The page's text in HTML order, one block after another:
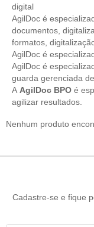
digital
AgilDoc é
documentos,
formatos,
AgilDoc é
AgilDoc é
guarda gerenciada
A AgilDoc BPO é
agilizar resultados.
Nenhum produto
Cadastre-se e fique